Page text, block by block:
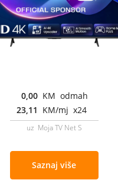
0,00 KM odmah
23,11 KM/mj x24
uz Moja TV Net S
Saznaj više